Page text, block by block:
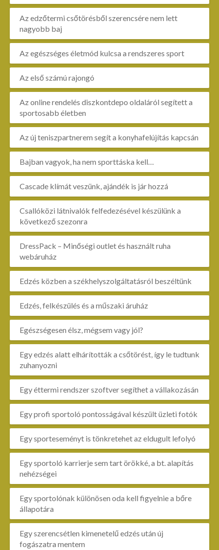
Az edzőtermi csőtörésből szerencsére nem lett
nagyobb baj
Az egészséges életmód kulcsa a rendszeres sport
Az első számú rajongó
Az online rendelés diszkontdepo oldaláról segített a
sportosabb életben
Az új teniszpartnerem segít a konyhafelújítás kapcsán
Bajban vagyok, ha nem sporttáska kell…
Cascade klímát veszünk, ajándék is jár hozzá
Csallóközi látnivalók felfedezésével készülünk a
következő szezonra
DressPack – Minőségi outlet és használt ruha
webáruház
Edzés közben a székhelyszolgáltatásról beszéltünk
Edzés, felkészülés és a műszaki áruház
Egészségesen élsz, mégsem vagy jól?
Egy edzés alatt elhárították a csőtörést, így le tudtunk
zuhanyozni
Egy éttermi rendszer szoftver segíthet a vállakozásán
Egy profi sportoló pontosságával készült üzleti fotók
Egy sporteseményt is tönkretehet az eldugult lefolyó
Egy sportoló karrierje sem tart örökké, a bt. alapítás
nehézségei
Egy sportolónak különösen oda kell figyelnie a bőre
állapotára
Egy szerencsétlen kimenetelű edzés után új
fogászatra mentem